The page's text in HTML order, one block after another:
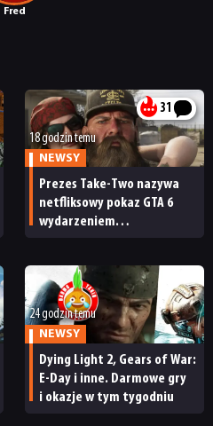
Fred
31
18 godzin temu
NEWSY
Prezes Take-Two nazywa
netfliksowy pokaz GTA 6
wydarzeniem
ma subskrybentów
24 godzin temu
NEWSY
Dying Light 2, Gears of War:
E-Day i inne. Darmowe gry
i okazje w tym tygodniu